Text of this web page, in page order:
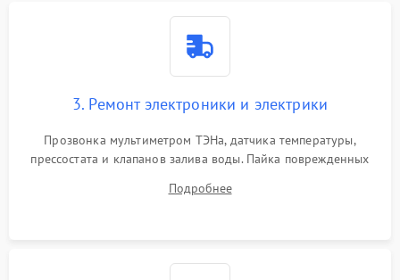
3. Ремонт электроники и электрики
Прозвонка мультиметром ТЭНа, датчика температуры,
прессостата и клапанов залива воды. Пайка поврежденных
Восстановление целостности проводки и контактов.
Подробнее